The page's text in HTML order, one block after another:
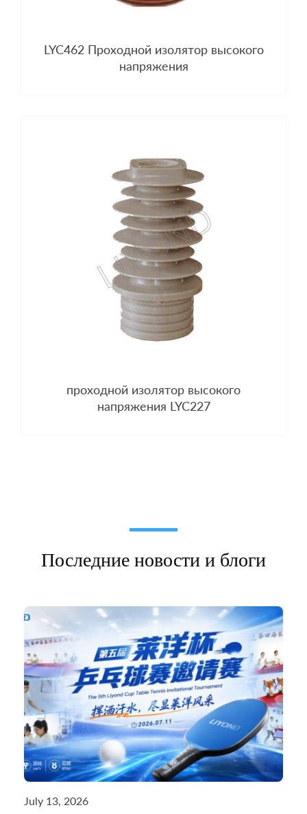
LYC462 Проходной изолятор высокого
напряжения
проходной изолятор высокого
напряжения LYC227
Последние новости и блоги
July 13, 2026